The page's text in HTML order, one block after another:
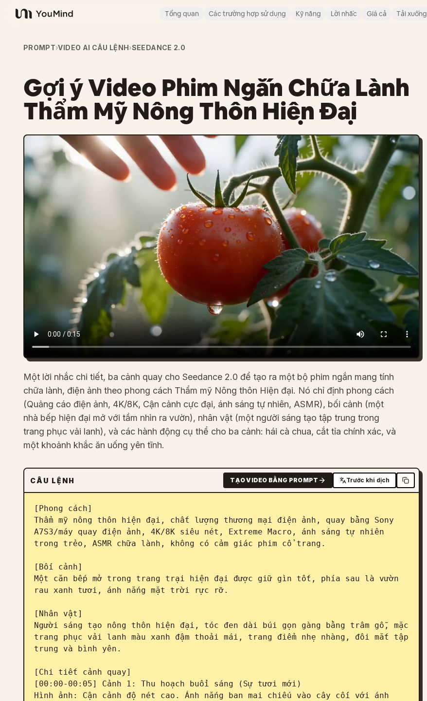
YouMind
Tổng quan Các trường hợp sử dụng Kỹ năng Lời nhắc Giá cả Tải xuống
PROMPT›VIDEO AI CÂU LỆNH›SEEDANCE 2.0
Gợi ý Video Phim Ngắn Chữa Lành
Thẩm Mỹ Nông Thôn Hiện Đại
Một lời nhắc chi tiết, ba cảnh quay cho Seedance 2.0 để tạo ra một bộ phim ngắn mang tính
chữa lành, điện ảnh theo phong cách Thẩm mỹ Nông thôn Hiện đại. Nó chỉ định phong cách
(Quảng cáo điện ảnh, 4K/8K, Cận cảnh cực đại, ánh sáng tự nhiên, ASMR), bối cảnh (một
nhà bếp hiện đại mở với tầm nhìn ra vườn), nhân vật (một người sáng tạo tập trung trong
trang phục vải lanh), và các hành động cụ thể cho ba cảnh: hái cà chua, cắt tỉa chính xác, và
một khoảnh khắc ăn uống yên tĩnh.
CÂU LỆNH TẠO VIDEO BẰNG PROMPT Trước khi dịch
[Phong cách]
Thẩm mỹ nông thôn hiện đại, chất lượng thương mại điện ảnh, quay bằng Sony
A7S3/máy quay điện ảnh, 4K/8K siêu nét, Extreme Macro, ánh sáng tự nhiên
trong trẻo, ASMR chữa lành, không có cảm giác phim cổ trang.
[Bối cảnh]
Một căn bếp mở trong trang trại hiện đại được giữ gìn tốt, phía sau là vườn
rau xanh tươi, ánh nắng mặt trời rực rỡ.
[Nhân vật]
Người sáng tạo nông thôn hiện đại, tóc đen dài búi gọn gàng bằng trâm gỗ, mặc
trang phục vải lanh màu xanh đậm thoải mái, trang điểm nhẹ nhàng, đôi mắt tập
trung và bình yên.
[Chi tiết cảnh quay]
[00:00-00:05] Cảnh 1: Thu hoạch buổi sáng (Sự tươi mới)
Hình ảnh: Cận cảnh độ nét cao. Ánh nắng ban mai chiếu vào cây cối với ánh